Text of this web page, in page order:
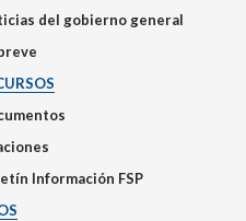
del gobierno general
Información FSP